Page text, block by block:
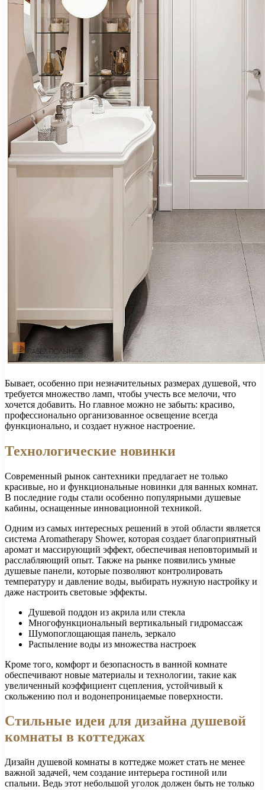
Бывает, особенно при незначительных размерах душевой, что
требуется множество ламп, чтобы учесть все мелочи, что
хочется добавить. Но главное можно не забыть: красиво,
профессионально организованное освещение всегда
функционально, и создает нужное настроение.
Технологические новинки
Современный рынок сантехники предлагает не только
красивые, но и функциональные новинки для ванных комнат.
В последние годы стали особенно популярными душевые
кабины, оснащенные инновационной техникой.
Одним из самых интересных решений в этой области является
система Aromatherapy Shower, которая создает благоприятный
аромат и массирующий эффект, обеспечивая неповторимый и
расслабляющий опыт. Также на рынке появились умные
душевые панели, которые позволяют контролировать
температуру и давление воды, выбирать нужную настройку и
даже настроить световые эффекты.
Душевой поддон из акрила или стекла
Многофункциональный вертикальный гидромассаж
Шумопоглощающая панель, зеркало
Распыление воды из множества настроек
Кроме того, комфорт и безопасность в ванной комнате
обеспечивают новые материалы и технологии, такие как
увеличенный коэффициент сцепления, устойчивый к
скольжению пол и водонепроницаемые поверхности.
Стильные идеи для дизайна душевой
комнаты в коттеджах
Дизайн душевой комнаты в коттедже может стать не менее
важной задачей, чем создание интерьера гостиной или
спальни. Ведь этот небольшой уголок должен быть не только